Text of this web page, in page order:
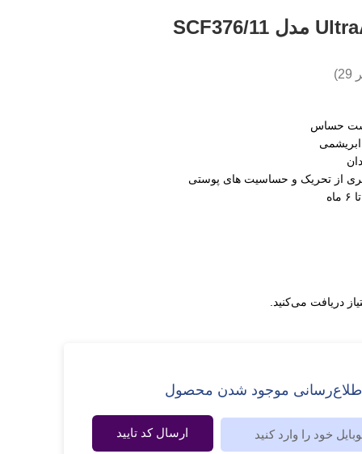
29
)
حساس
از تحریک و حساسیت های پوستی
دریافت می‌کنید.
موجود شدن محصول
ارسال کد تایید